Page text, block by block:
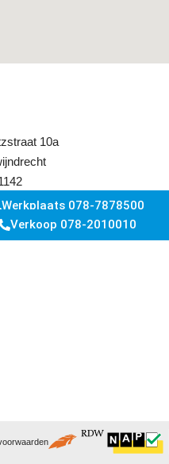
10a
Werkplaats 078-7878500
Verkoop 078-2010010